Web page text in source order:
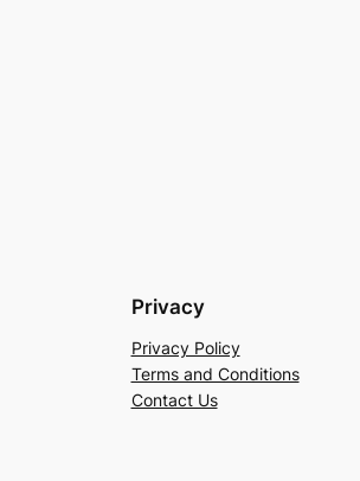
Privacy
Privacy Policy
Terms and Conditions
Contact Us